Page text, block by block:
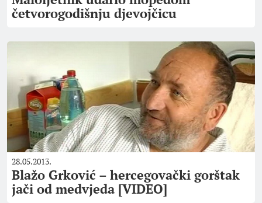
četvorogodišnju djevojčicu
28.05.2013.
Blažo Grković – hercegovački gorštak
jači od medvjeda [VIDEO]